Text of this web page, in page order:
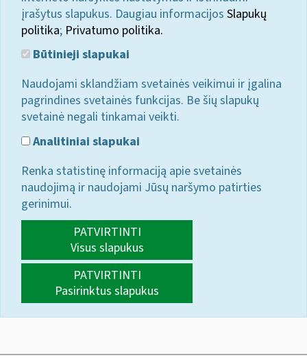
įrašytus slapukus. Daugiau informacijos Slapukų
politika; Privatumo politika.
Būtinieji slapukai
Naudojami sklandžiam svetainės veikimui ir įgalina
pagrindines svetainės funkcijas. Be šių slapukų
svetainė negali tinkamai veikti.
Analitiniai slapukai
Renka statistinę informaciją apie svetainės
naudojimą ir naudojami Jūsų naršymo patirties
gerinimui.
PATVIRTINTI
Visus slapukus
PATVIRTINTI
Pasirinktus slapukus